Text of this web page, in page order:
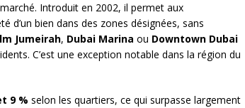
Introduit en 2002, il permet aux
d’un bien dans des zones désignées, sans
Jumeirah, Dubai Marina ou Downtown Dubai
C’est une exception notable dans la région du
9 % selon les quartiers, ce qui surpasse largement